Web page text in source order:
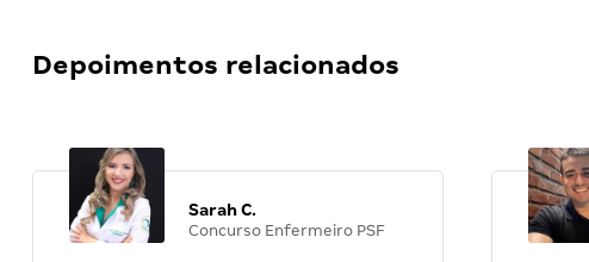
Depoimentos relacionados
Sarah C.
Concurso Enfermeiro PSF